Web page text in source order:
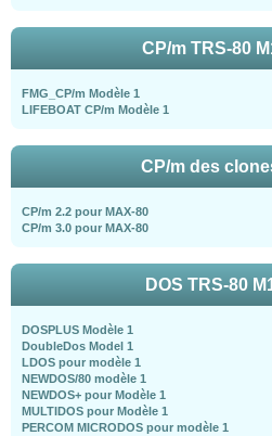
CP/m TRS-80
FMG_CP/m Modèle 1
LIFEBOAT CP/m Modèle 1
CP/m des
CP/m 2.2 pour MAX-80
CP/m 3.0 pour MAX-80
DOS TRS-80
DOSPLUS Modèle 1
DoubleDos Model 1
LDOS pour modèle 1
NEWDOS/80 modèle 1
NEWDOS+ pour Modèle 1
MULTIDOS pour Modèle 1
PERCOM MICRODOS pour modèle 1